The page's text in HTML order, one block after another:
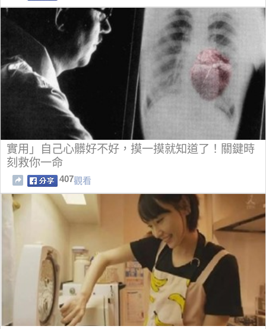
實用」自己心髒好不好，摸一摸就知道了！關鍵時
刻救你一命
407觀看